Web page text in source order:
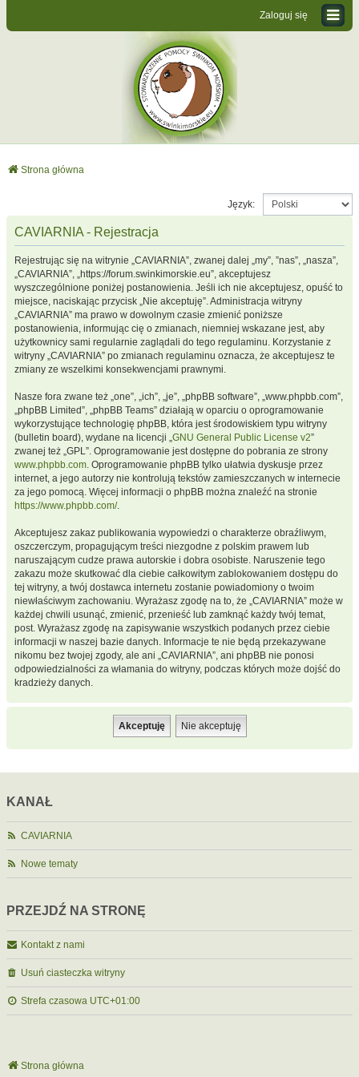
Zaloguj się
Strona główna
Język:
CAVIARNIA - Rejestracja
Rejestrując się na witrynie „CAVIARNIA”, zwanej dalej „my”, ”nas”, „nasza”,
„CAVIARNIA”, „https://forum.swinkimorskie.eu”, akceptujesz
wyszczególnione poniżej postanowienia. Jeśli ich nie akceptujesz, opuść to
miejsce, naciskając przycisk „Nie akceptuję”. Administracja witryny
„CAVIARNIA” ma prawo w dowolnym czasie zmienić poniższe
postanowienia, informując cię o zmianach, niemniej wskazane jest, aby
użytkownicy sami regularnie zaglądali do tego regulaminu. Korzystanie z
witryny „CAVIARNIA” po zmianach regulaminu oznacza, że akceptujesz te
zmiany ze wszelkimi konsekwencjami prawnymi.
Nasze fora zwane też „one”, „ich”, „je”, „phpBB software”, „www.phpbb.com”,
„phpBB Limited”, „phpBB Teams” działają w oparciu o oprogramowanie
wykorzystujące technologię phpBB, która jest środowiskiem typu witryny
(bulletin board), wydane na licencji „GNU General Public License v2”
zwanej też „GPL”. Oprogramowanie jest dostępne do pobrania ze strony
www.phpbb.com. Oprogramowanie phpBB tylko ułatwia dyskusje przez
internet, a jego autorzy nie kontrolują tekstów zamieszczanych w internecie
za jego pomocą. Więcej informacji o phpBB można znaleźć na stronie
https://www.phpbb.com/.
Akceptujesz zakaz publikowania wypowiedzi o charakterze obraźliwym,
oszczerczym, propagującym treści niezgodne z polskim prawem lub
naruszającym cudze prawa autorskie i dobra osobiste. Naruszenie tego
zakazu może skutkować dla ciebie całkowitym zablokowaniem dostępu do
tej witryny, a twój dostawca internetu zostanie powiadomiony o twoim
niewłaściwym zachowaniu. Wyrażasz zgodę na to, że „CAVIARNIA” może w
każdej chwili usunąć, zmienić, przenieść lub zamknąć każdy twój temat,
post. Wyrażasz zgodę na zapisywanie wszystkich podanych przez ciebie
informacji w naszej bazie danych. Informacje te nie będą przekazywane
nikomu bez twojej zgody, ale ani „CAVIARNIA”, ani phpBB nie ponosi
odpowiedzialności za włamania do witryny, podczas których może dojść do
kradzieży danych.
KANAŁ
CAVIARNIA
Nowe tematy
PRZEJDŹ NA STRONĘ
Kontakt z nami
Usuń ciasteczka witryny
Strefa czasowa UTC+01:00
Strona główna